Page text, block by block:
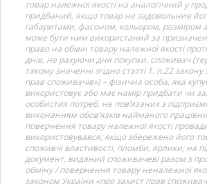
товар належної якості на аналогічний у
придбаний, якщо товар не задовольнив
габаритами, фасоном, кольором, розміром
може бути ним використаний за
право на обмін товару належної якості
днів, не рахуючи дня покупки. споживач
такому значенні згідно статті 1. п.22
прав споживачів») – фізична особа, яка
використовує або має намір придбати чи
особистих потреб, не пов’язаних з
виконанням обов’язків найманого
повернення товару належної якості
використовувався; якщо збережено його
споживчі властивості, пломби, ярлики; на
документ, виданий споживачеві разом з
обміну / повернення товару неналежної
законом України «про захист прав